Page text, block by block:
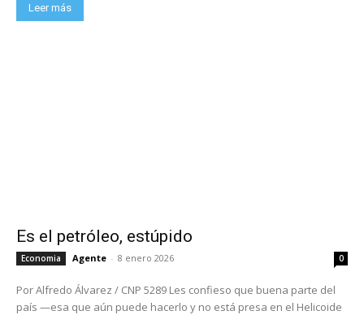
Leer más
Es el petróleo, estúpido
Economia Agente - 8 enero 2026 0
Por Alfredo Álvarez / CNP 5289 Les confieso que buena parte del
país —esa que aún puede hacerlo y no está presa en el Helicoide